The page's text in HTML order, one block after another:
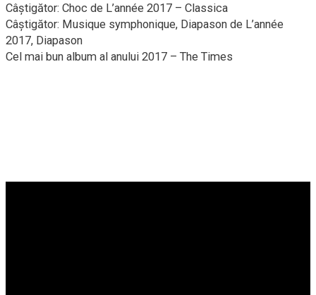
Câștigător: Choc de L’année 2017 – Classica
Câștigător: Musique symphonique, Diapason de L’année
2017, Diapason
Cel mai bun album al anului 2017 – The Times